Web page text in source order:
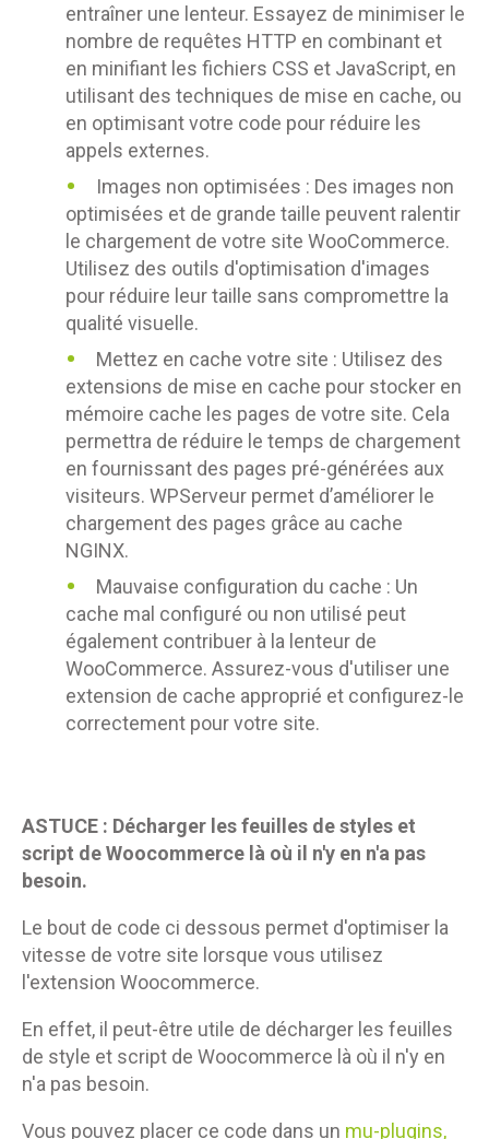
entraîner une lenteur. Essayez de minimiser le
nombre de requêtes HTTP en combinant et
en minifiant les fichiers CSS et JavaScript, en
utilisant des techniques de mise en cache, ou
en optimisant votre code pour réduire les
appels externes.
Images non optimisées : Des images non
optimisées et de grande taille peuvent ralentir
le chargement de votre site WooCommerce.
Utilisez des outils d'optimisation d'images
pour réduire leur taille sans compromettre la
qualité visuelle.
Mettez en cache votre site : Utilisez des
extensions de mise en cache pour stocker en
mémoire cache les pages de votre site. Cela
permettra de réduire le temps de chargement
en fournissant des pages pré-générées aux
visiteurs. WPServeur permet d’améliorer le
chargement des pages grâce au cache
NGINX.
Mauvaise configuration du cache : Un
cache mal configuré ou non utilisé peut
également contribuer à la lenteur de
WooCommerce. Assurez-vous d'utiliser une
extension de cache approprié et configurez-le
correctement pour votre site.
ASTUCE : Décharger les feuilles de styles et
script de Woocommerce là où il n'y en n'a pas
besoin.
Le bout de code ci dessous permet d'optimiser la
vitesse de votre site lorsque vous utilisez
l'extension Woocommerce.
En effet, il peut-être utile de décharger les feuilles
de style et script de Woocommerce là où il n'y en
n'a pas besoin.
Vous pouvez placer ce code dans un mu-plugins,